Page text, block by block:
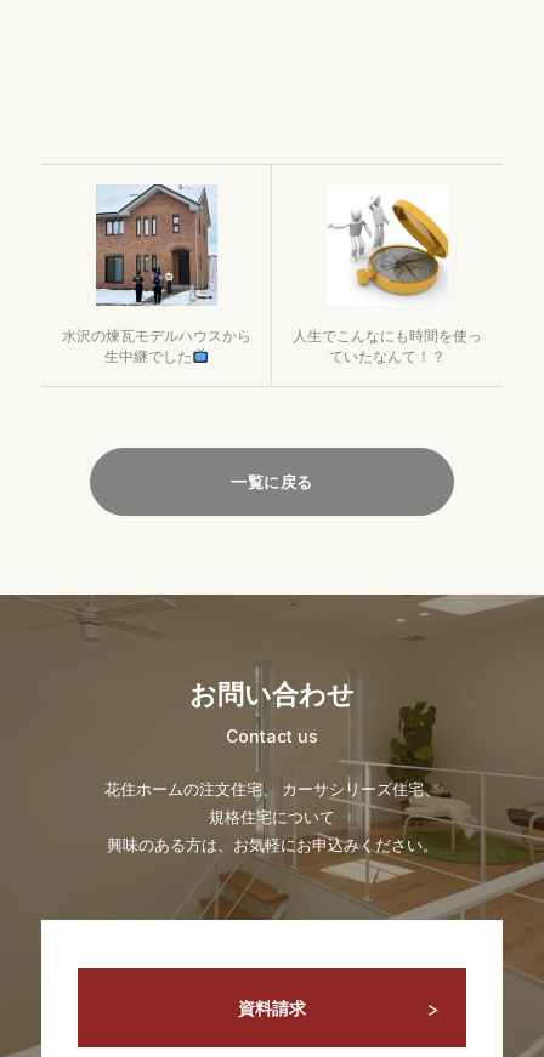
水沢の煉瓦モデルハウスから
生中継でした
人生でこんなにも時間を使っ
ていたなんて！？
一覧に戻る
お問い合わせ
Contact us
花住ホームの注文住宅、 カーサシリーズ住宅、
規格住宅について
興味のある方は、お気軽にお申込みください。
資料請求